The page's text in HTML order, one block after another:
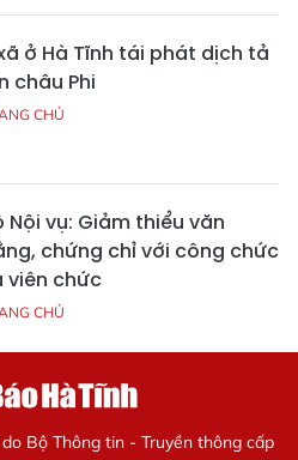
ở Hà Tĩnh tái phát dịch tả
châu Phi
CHỦ
Nội vụ: Giảm thiểu văn
chứng chỉ với công chức
viên chức
CHỦ
Bộ Thông tin - Truyền thông cấp